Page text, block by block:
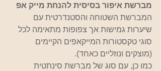
מברשת איפור בסיסית להנחת מייק אפ
המברשת השטוחה והסטנדרטית עם
שיערות גמישות אך צפופות מתאימה לכל
סוגי טקסטורות המייקאפים הקיימים
(מוצקים ונוזליים כאחד).
כמו כן, עם סוג של מברשת סינתטית